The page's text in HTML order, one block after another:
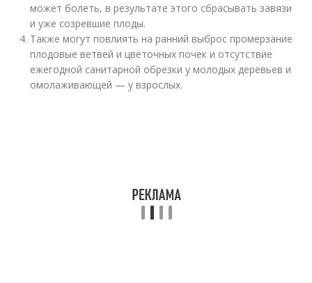
может болеть, в результате этого сбрасывать завязи
и уже созревшие плоды.
Также могут повлиять на ранний выброс промерзание
плодовые ветвей и цветочных почек и отсутствие
ежегодной санитарной обрезки у молодых деревьев и
омолаживающей — у взрослых.